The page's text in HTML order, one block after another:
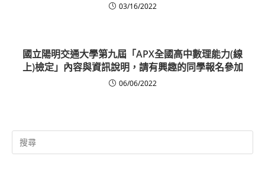
03/16/2022
國立陽明交通大學第九屆「APX全國高中數理能力(線
上)檢定」內容與資訊說明，請有興趣的同學報名參加
06/06/2022
Search
for: